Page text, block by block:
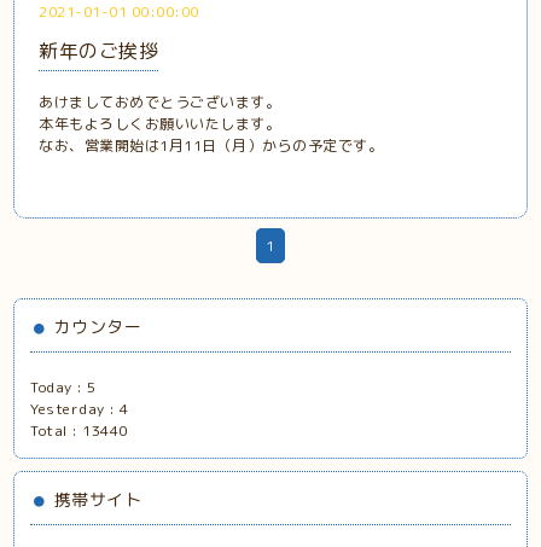
2021-01-01 00:00:00
新年のご挨拶
あけましておめでとうございます。
本年もよろしくお願いいたします。
なお、営業開始は1月11日（月）からの予定です。
1
カウンター
Today :5
Yesterday :4
Total : 13440
携帯サイト